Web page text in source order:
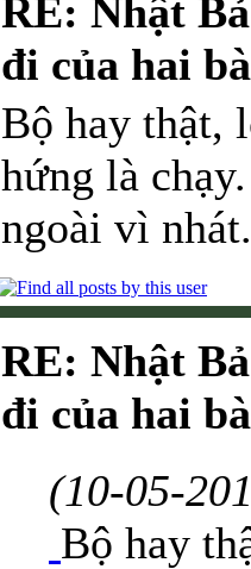
RE: Nhật
đi của hai
Bộ hay thật,
hứng là
ngoài vì nhát.
RE: Nhật
đi của hai
(10-05-
Bộ hay